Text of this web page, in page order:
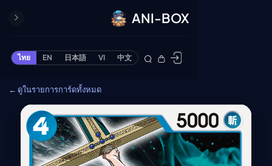
ANI-BOX
ไทย EN 日本語 VI 中文
ปิด
ONE PIECE
Collection
Deck Builder
My-Collection
Deck Library
← ดูในรายการการ์ดทั้งหมด